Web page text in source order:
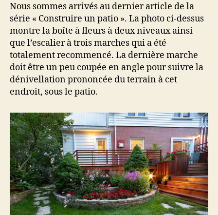
Nous sommes arrivés au dernier article de la
série « Construire un patio ». La photo ci-dessus
montre la boîte à fleurs à deux niveaux ainsi
que l’escalier à trois marches qui a été
totalement recommencé. La dernière marche
doit être un peu coupée en angle pour suivre la
dénivellation prononcée du terrain à cet
endroit, sous le patio.